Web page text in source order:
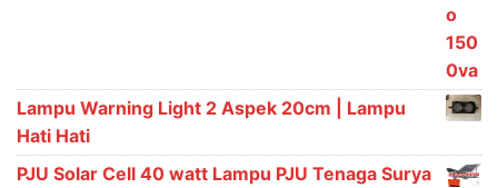
Lampu Warning Light 2 Aspek 20cm | Lampu
Hati Hati
PJU Solar Cell 40 watt Lampu PJU Tenaga Surya